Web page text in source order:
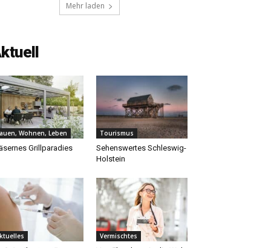
Mehr laden
Wohnen, Leben
Grillparadies
Tourismus
Sehenswertes Schleswig-
Holstein
Vermischtes